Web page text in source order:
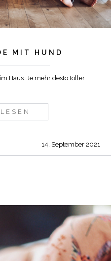
MIT HUND
Haus. Je mehr desto toller.
14. September 2021